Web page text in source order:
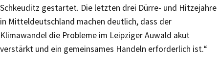
Schkeuditz gestartet. Die letzten drei Dürre- und Hitzejahre
in Mitteldeutschland machen deutlich, dass der
Klimawandel die Probleme im Leipziger Auwald akut
verstärkt und ein gemeinsames Handeln erforderlich ist.“